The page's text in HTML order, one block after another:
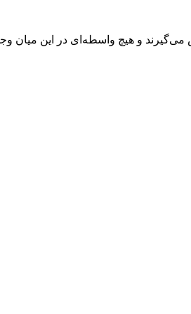
می‌گیرند و هیچ واسطه‌ای در این میان